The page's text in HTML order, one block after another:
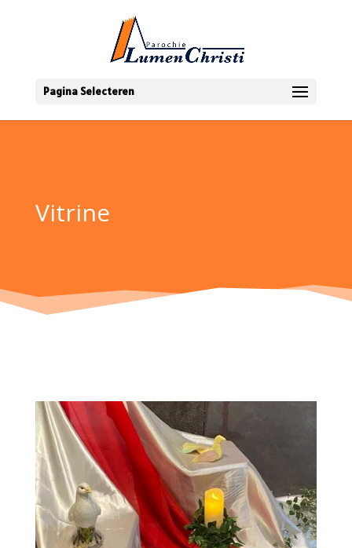
Pagina Selecteren
Vitrine